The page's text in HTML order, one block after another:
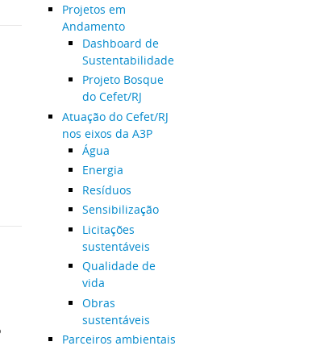
Projetos em
Andamento
Dashboard de
Sustentabilidade
Projeto Bosque
do Cefet/RJ
Atuação do Cefet/RJ
nos eixos da A3P
Água
Energia
Resíduos
Sensibilização
Licitações
sustentáveis
Qualidade de
vida
Obras
sustentáveis
Parceiros ambientais